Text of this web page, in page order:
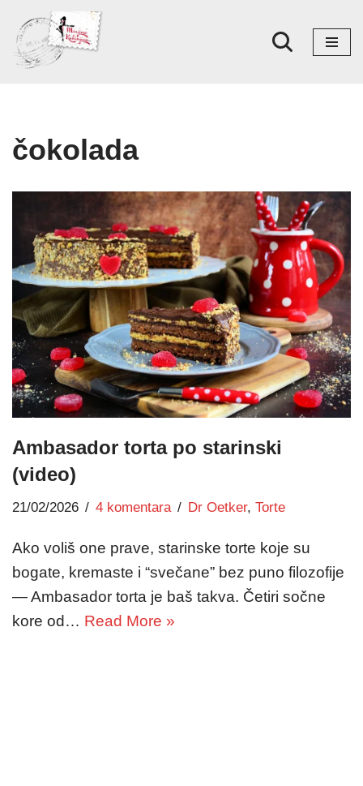
Skoči
na
čokolada
Ambasador torta po starinski
(video)
21/02/2026 4 komentara Dr Oetker, Torte
Ako voliš one prave, starinske torte koje su
bogate, kremaste i “svečane” bez puno filozofije
— Ambasador torta je baš takva. Četiri sočne
kore od… Read More »